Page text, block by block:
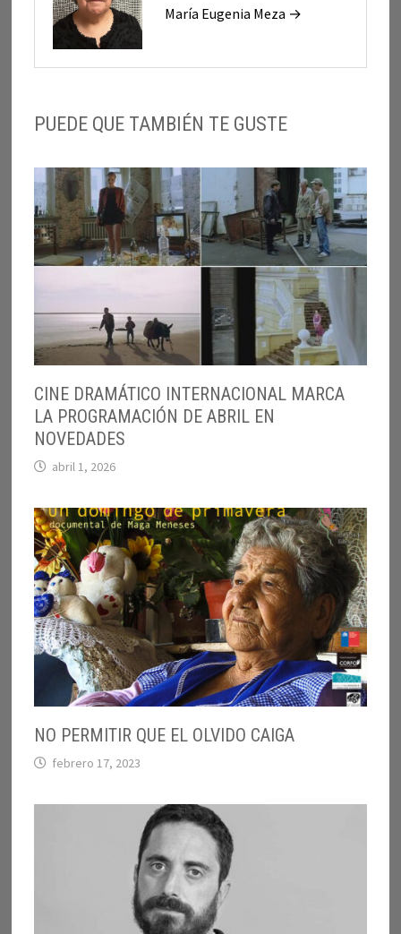
María Eugenia Meza →
PUEDE QUE TAMBIÉN TE GUSTE
CINE DRAMÁTICO INTERNACIONAL MARCA
LA PROGRAMACIÓN DE ABRIL EN
NOVEDADES
abril 1, 2026
NO PERMITIR QUE EL OLVIDO CAIGA
febrero 17, 2023